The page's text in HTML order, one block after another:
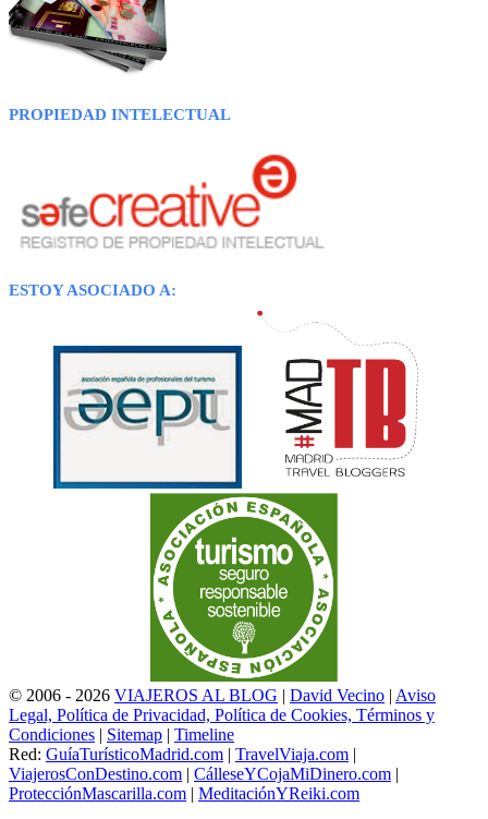
PROPIEDAD INTELECTUAL
ESTOY ASOCIADO A:
© 2006 - 2026 VIAJEROS AL BLOG | David Vecino | Aviso
Legal, Política de Privacidad, Política de Cookies, Términos y
Condiciones | Sitemap | Timeline
Red: GuíaTurísticoMadrid.com | TravelViaja.com |
ViajerosConDestino.com | CálleseYCojaMiDinero.com |
ProtecciónMascarilla.com | MeditaciónYReiki.com